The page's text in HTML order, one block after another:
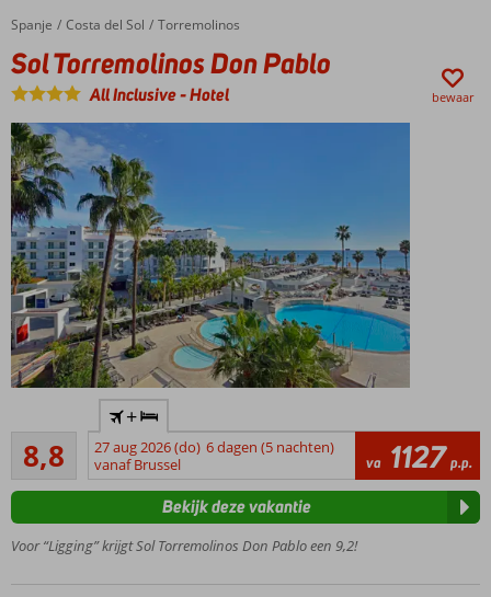
Home
Spanje Costa del Sol Torremolinos
Sol Torremolinos Don Pablo
Sol Torremolinos Don Pablo
All Inclusive-Hotel bewaar
met vele
faciliteiten
Volledig
in 2018!
het
8,8
Aanrader
99
beoordelingen
+
27 aug 2026 (do) 6 dagen (5 nachten)
vanaf Brussel
va 1127 p.p.
Voor “Ligging” krijgt Sol Torremolinos Don Pablo een 9,2!
Bekijk deze vakantie